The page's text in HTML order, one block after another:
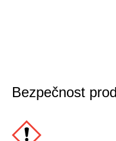
Bezpečnost